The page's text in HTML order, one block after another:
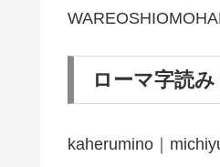
ローマ字読
kaherumino｜